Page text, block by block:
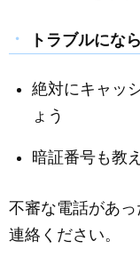
トラブルにな
絶対にキャッ
ょう
暗証番号も教
不審な電話があ
連絡ください。